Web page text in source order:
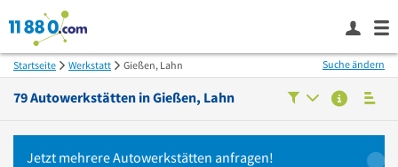
Startseite Werkstatt Gießen, Lahn
79Autowerkstätten inGießen, Lahn
Suche ändern
Jetzt mehrereAutowerkstätten anfragen!